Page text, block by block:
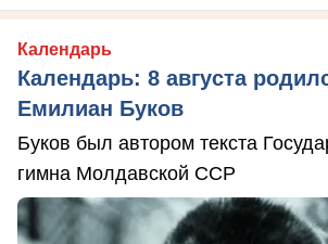
Календарь
Календарь: 8 августа
Емилиан Буков
Буков был автором текста
гимна Молдавской ССР